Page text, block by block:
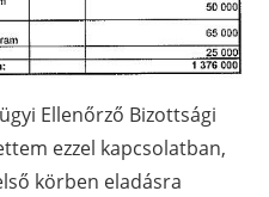
Ellenőrző Bizottsági
ezzel kapcsolatban,
körben eladásra